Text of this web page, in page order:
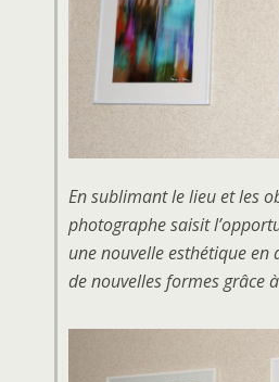
En sublimant le lieu et les
photographe saisit
une nouvelle esthétique en
de nouvelles formes grâce